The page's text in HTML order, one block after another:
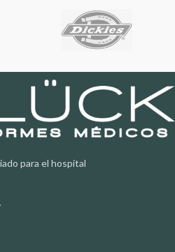
para el hospital